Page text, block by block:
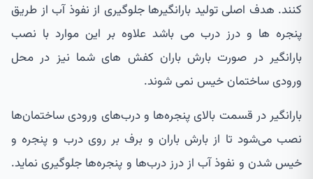
کنند. هدف اصلی تولید بارانگیرها جلوگیری از نفوذ آب از طریق
پنجره ها و درز درب می باشد علاوه بر این موارد با نصب
بارانگیر در صورت بارش باران کفش های شما نیز در محل
ورودی ساختمان خیس نمی شوند.
بارانگیر در قسمت بالای پنجره‌ها و درب‌های ورودی ساختمان‌ها
نصب می‌شود تا از بارش باران و برف بر روی درب و پنجره و
خیس شدن و نفوذ آب از درز درب‌ها و پنجره‌ها جلوگیری نماید.